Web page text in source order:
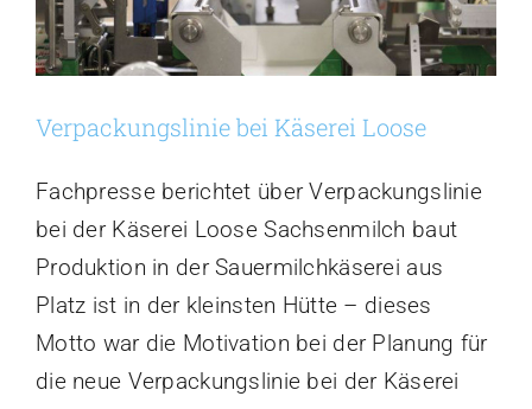
Verpackungslinie bei Käserei Loose
Fachpresse berichtet über Verpackungslinie
bei der Käserei Loose Sachsenmilch baut
Produktion in der Sauermilchkäserei aus
Platz ist in der kleinsten Hütte – dieses
Motto war die Motivation bei der Planung für
die neue Verpackungslinie bei der Käserei